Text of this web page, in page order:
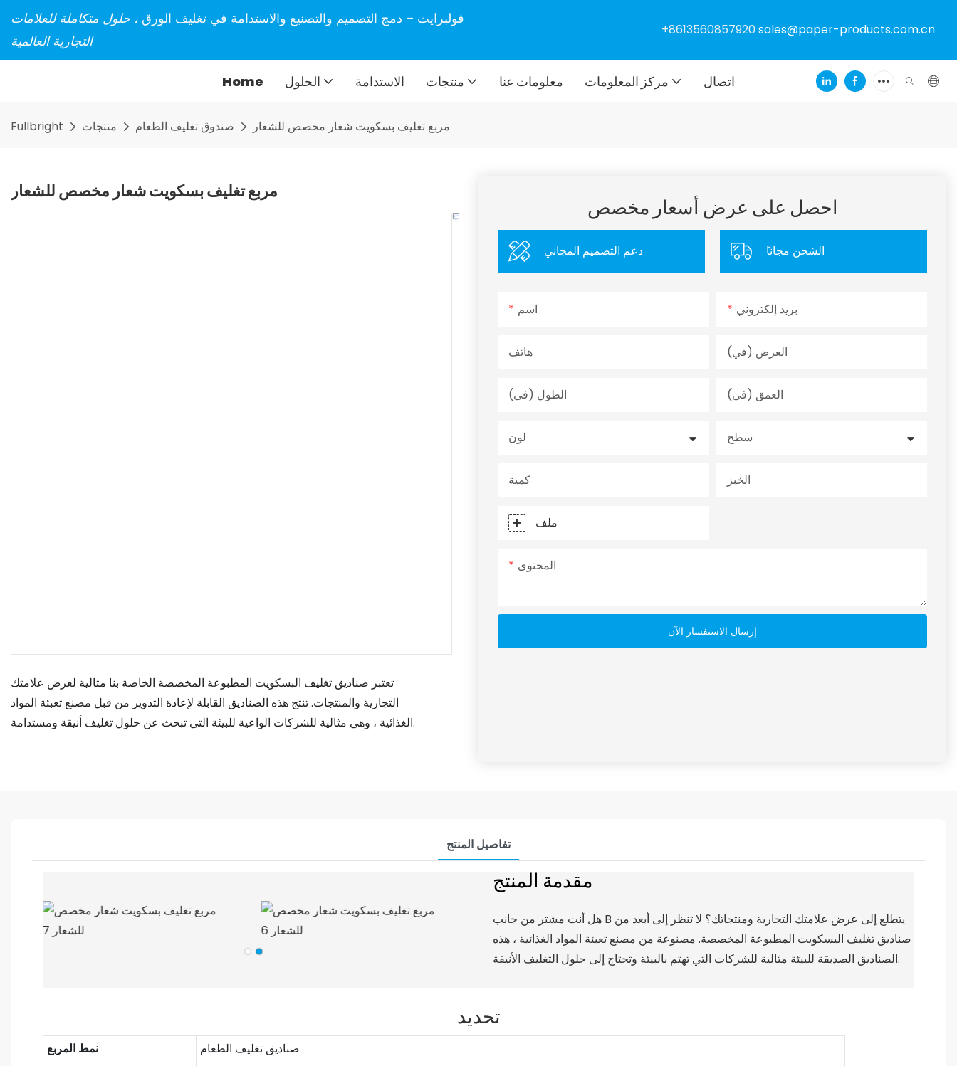
فولبرايت – دمج التصميم والتصنيع والاستدامة في تغليف الورق ، حلول متكاملة للعلامات
التجارية العالمية
+8613560857920sales@paper-products.com.cn
Home الحلول الاستدامة منتجات معلومات عنا مركز المعلومات اتصال
Fullbright منتجات صندوق تغليف الطعام مربع تغليف بسكويت شعار مخصص للشعار
مربع تغليف بسكويت شعار مخصص للشعار
تعتبر صناديق تغليف البسكويت المطبوعة المخصصة الخاصة بنا مثالية لعرض علامتك
التجارية والمنتجات. تنتج هذه الصناديق القابلة لإعادة التدوير من قبل مصنع تعبئة المواد
الغذائية ، وهي مثالية للشركات الواعية للبيئة التي تبحث عن حلول تغليف أنيقة ومستدامة.
احصل على عرض أسعار مخصص
دعم التصميم المجاني ًالشحن مجانا
اسم بريد إلكتروني
هاتف العرض (في)
الطول (في) العمق (في)
لون سطح
كمية الخبز
ملف
المحتوى
إرسال الاستفسار الآن
تفاصيل المنتج
مقدمة المنتج
هل أنت مشتر من جانب B يتطلع إلى عرض علامتك التجارية ومنتجاتك؟ لا تنظر إلى أبعد من
صناديق تغليف البسكويت المطبوعة المخصصة. مصنوعة من مصنع تعبئة المواد الغذائية ، هذه
الصناديق الصديقة للبيئة مثالية للشركات التي تهتم بالبيئة وتحتاج إلى حلول التغليف الأنيقة.
تحديد
نمط المربع
صناديق تغليف الطعام